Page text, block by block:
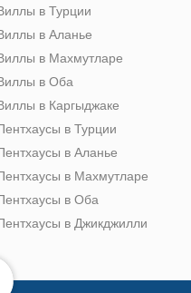
в Турции
в Аланье
в Махмутларе
в Оба
в Каргыджаке
в Турции
в Аланье
в Махмутларе
в Оба
в Джикджилли